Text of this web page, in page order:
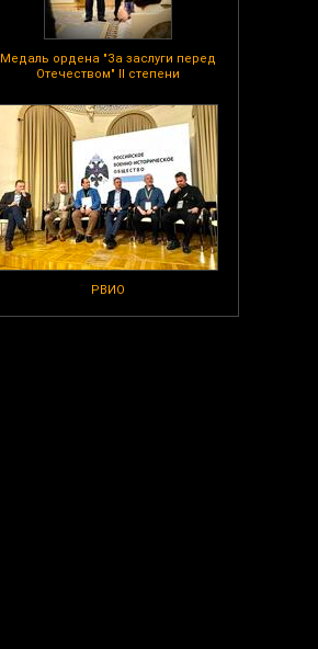
Медаль ордена "За заслуги перед
Отечеством" II степени
РВИО